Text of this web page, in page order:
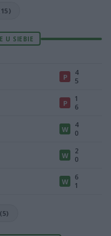
U SIEBIE
P
4
5
P
1
6
W
4
0
W
2
0
W
6
1